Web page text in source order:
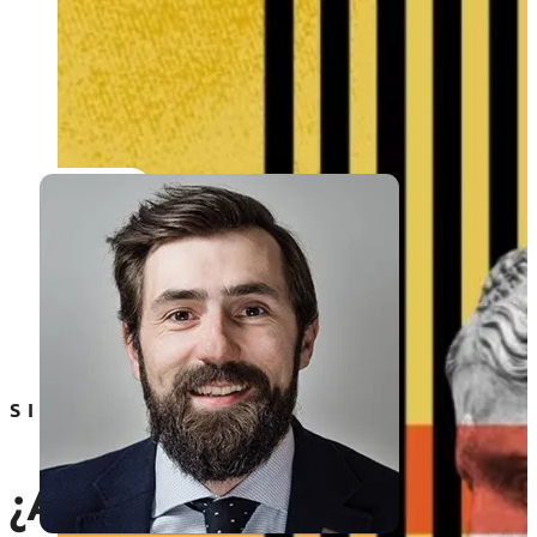
SIN PROTECCIÓN, TUS
¿Arriesgarías el futuro